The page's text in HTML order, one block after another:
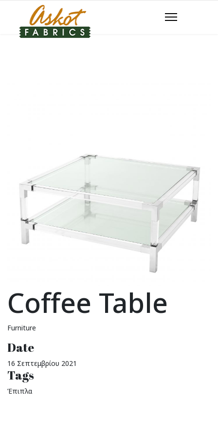
Coffee Table
Furniture
Date
16 Σεπτεμβρίου 2021
Tags
Έπιπλα